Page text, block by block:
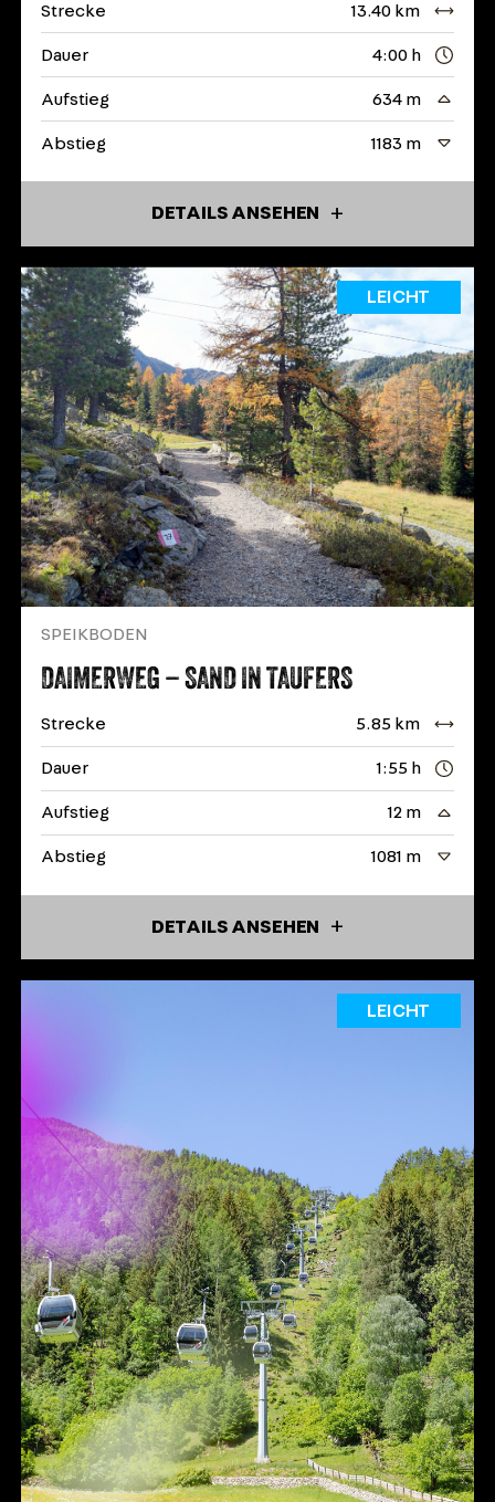
Strecke 13.40 km
Dauer 4:00 h
Aufstieg 634 m
Abstieg 1183 m
DETAILS ANSEHEN
LEICHT
SPEIKBODEN
DAIMERWEG – SAND IN TAUFERS
Strecke 5.85 km
Dauer 1:55 h
Aufstieg 12 m
Abstieg 1081 m
DETAILS ANSEHEN
LEICHT